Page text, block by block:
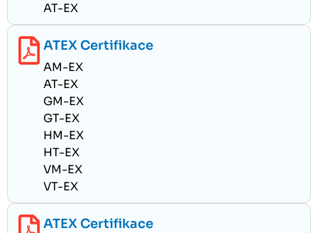
AT-EX
ATEX Certifikace
AM-EX
AT-EX
GM-EX
GT-EX
HM-EX
HT-EX
VM-EX
VT-EX
ATEX Certifikace